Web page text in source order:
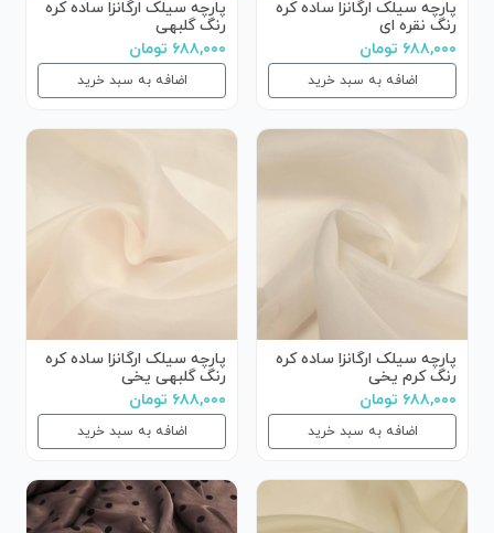
پارچه سیلک ارگانزا ساده کره
رنگ نقره ای
۶۸۸,۰۰۰ تومان
اضافه به سبد خرید
پارچه سیلک ارگانزا ساده کره
رنگ گلبهی
۶۸۸,۰۰۰ تومان
اضافه به سبد خرید
پارچه سیلک ارگانزا ساده کره
رنگ کرم یخی
۶۸۸,۰۰۰ تومان
اضافه به سبد خرید
پارچه سیلک ارگانزا ساده کره
رنگ گلبهی یخی
۶۸۸,۰۰۰ تومان
اضافه به سبد خرید